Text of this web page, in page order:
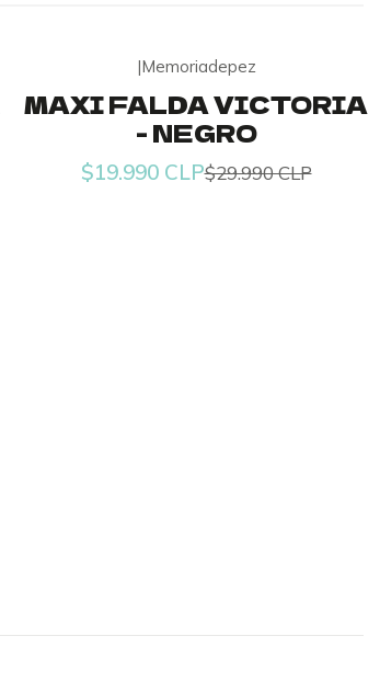
|Memoriadepez
MAXI FALDA VICTORIA
- NEGRO
$19.990 CLP$29.990 CLP